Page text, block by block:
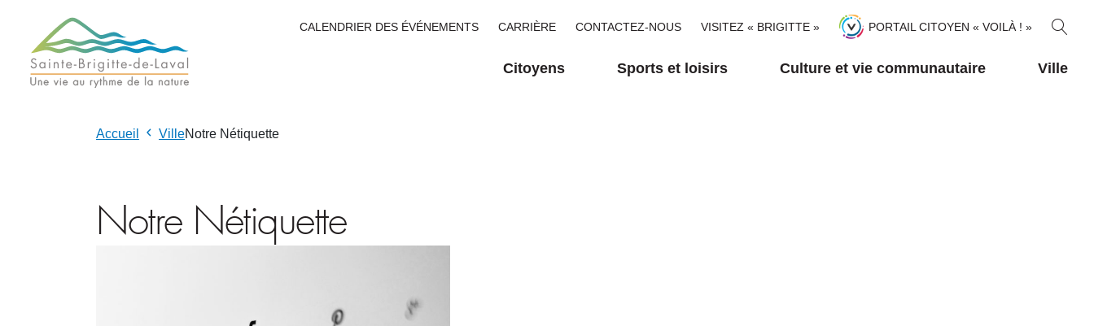
CALENDRIER DES ÉVÉNEMENTS CARRIÈRE CONTACTEZ-NOUS VISITEZ « BRIGITTE » PORTAIL CITOYEN « VOILÀ ! »
Citoyens Sports et loisirs Culture et vie communautaire Ville
Accueil VilleNotre Nétiquette
Notre Nétiquette